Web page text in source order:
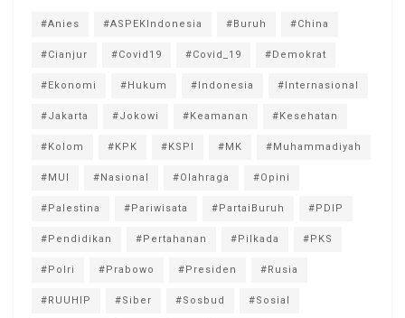
#Anies #ASPEKIndonesia #Buruh #China
#Cianjur #Covid19 #Covid_19 #Demokrat
#Ekonomi #Hukum #Indonesia #Internasional
#Jakarta #Jokowi #Keamanan #Kesehatan
#Kolom #KPK #KSPI #MK #Muhammadiyah
#MUI #Nasional #Olahraga #Opini
#Palestina #Pariwisata #PartaiBuruh #PDIP
#Pendidikan #Pertahanan #Pilkada #PKS
#Polri #Prabowo #Presiden #Rusia
#RUUHIP #Siber #Sosbud #Sosial